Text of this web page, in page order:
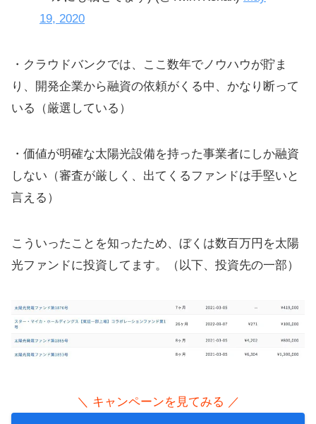
19, 2020
・クラウドバンクでは、ここ数年でノウハウが貯ま
り、開発企業から融資の依頼がくる中、かなり断って
いる（厳選している）
・価値が明確な太陽光設備を持った事業者にしか融資
しない（審査が厳しく、出てくるファンドは手堅いと
言える）
こういったことを知ったため、ぼくは数百万円を太陽
光ファンドに投資してます。（以下、投資先の一部）
＼ キャンペーンを見てみる ／